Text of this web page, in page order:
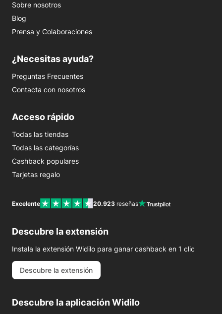
Sobre nosotros
Blog
Prensa y Colaboraciones
¿Necesitas ayuda?
Preguntas Frecuentes
Contacta con nosotros
Acceso rápido
Todas las tiendas
Todas las categorías
Cashback populares
Tarjetas regalo
Excelente 20.923 reseñas
Descubre la extensión
Instala la extensión Widilo para ganar cashback en 1 clic
Descubre la extensión
Descubre la aplicación Widilo